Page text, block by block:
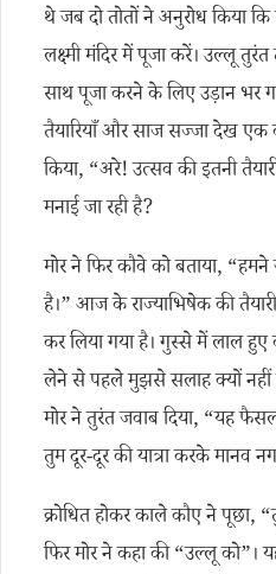
थे जब दो तोतों ने अनुरोध किया
लक्ष्मी मंदिर में पूजा करें। उल्लू
साथ पूजा करने के लिए उड़ान भर
तैयारियाँ और साज सज्जा देख
किया, “अरे! उत्सव की इतनी
मनाई जा रही है?
मोर ने फिर कौवे को बताया,
है।” आज के राज्याभिषेक की
कर लिया गया है। गुस्से में लाल हुए
लेने से पहले मुझसे सलाह क्यों नहीं
मोर ने तुरंत जवाब दिया, “यह
तुम दूर-दूर की यात्रा करके मानव
क्रोधित होकर काले कौए ने पूछा,
फिर मोर ने कहा की “उल्लू